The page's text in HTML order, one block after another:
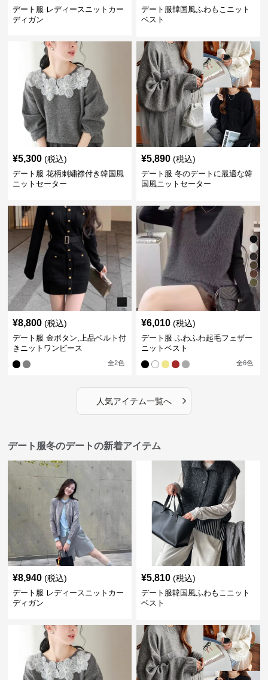
デート服 レディースニットカー
ディガン
デート服韓国風ふわもこニット
ベスト
¥5,300 (税込)
デート服 花柄刺繍襟付き韓国風
ニットセーター
¥5,890 (税込)
デート服 冬のデートに最適な韓
国風ニットセーター
¥8,800 (税込)
デート服 金ボタン,上品ベルト付
きニットワンピース
全2色
¥6,010 (税込)
デート服 ふわふわ起毛フェザー
ニットベスト
全6色
人気アイテム一覧へ ›
デート服冬のデートの新着アイテム
¥8,940 (税込)
デート服 レディースニットカー
ディガン
¥5,810 (税込)
デート服韓国風ふわもこニット
ベスト